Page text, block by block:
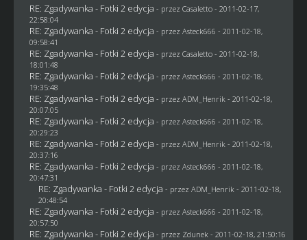
RE: Zgadywanka - Fotki 2 edycja - przez Casaletto- 2011-02-17,
22:58:04
RE: Zgadywanka - Fotki 2 edycja - przez Asteck666 - 2011-02-18,
09:58:41
RE: Zgadywanka - Fotki 2 edycja - przez Casaletto- 2011-02-18,
18:01:48
RE: Zgadywanka - Fotki 2 edycja - przez Asteck666 - 2011-02-18,
19:35:48
RE: Zgadywanka - Fotki 2 edycja - przez ADM_Henrik- 2011-02-18,
20:07:05
RE: Zgadywanka - Fotki 2 edycja - przez Asteck666 - 2011-02-18,
20:29:23
RE: Zgadywanka - Fotki 2 edycja - przez ADM_Henrik- 2011-02-18,
20:37:16
RE: Zgadywanka - Fotki 2 edycja - przez Asteck666 - 2011-02-18,
20:47:31
RE: Zgadywanka - Fotki 2 edycja - przez ADM_Henrik- 2011-02-18,
20:48:54
RE: Zgadywanka - Fotki 2 edycja - przez Asteck666 - 2011-02-18,
20:57:50
RE: Zgadywanka - Fotki 2 edycja - przez Zdunek- 2011-02-18, 21:50:16